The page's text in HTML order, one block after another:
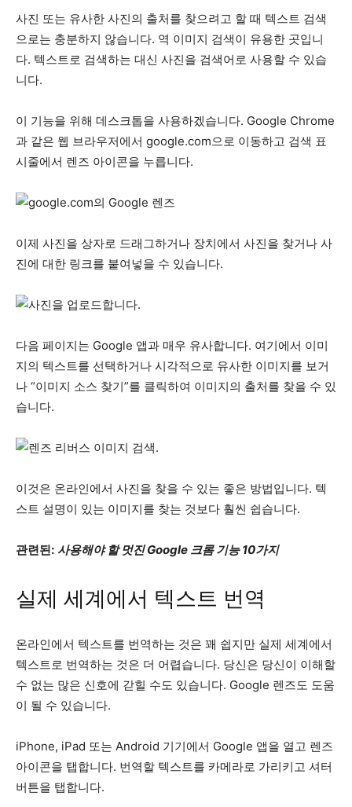
사진 또는 유사한 사진의 출처를 찾으려고 할 때 텍스트 검색
으로는 충분하지 않습니다. 역 이미지 검색이 유용한 곳입니
다. 텍스트로 검색하는 대신 사진을 검색어로 사용할 수 있습
니다.
이 기능을 위해 데스크톱을 사용하겠습니다. Google Chrome
과 같은 웹 브라우저에서 google.com으로 이동하고 검색 표
시줄에서 렌즈 아이콘을 누릅니다.
이제 사진을 상자로 드래그하거나 장치에서 사진을 찾거나 사
진에 대한 링크를 붙여넣을 수 있습니다.
다음 페이지는 Google 앱과 매우 유사합니다. 여기에서 이미
지의 텍스트를 선택하거나 시각적으로 유사한 이미지를 보거
나 “이미지 소스 찾기”를 클릭하여 이미지의 출처를 찾을 수 있
습니다.
이것은 온라인에서 사진을 찾을 수 있는 좋은 방법입니다. 텍
스트 설명이 있는 이미지를 찾는 것보다 훨씬 쉽습니다.
관련된: 사용해야 할 멋진 Google 크롬 기능 10가지
실제 세계에서 텍스트 번역
온라인에서 텍스트를 번역하는 것은 꽤 쉽지만 실제 세계에서
텍스트로 번역하는 것은 더 어렵습니다. 당신은 당신이 이해할
수 없는 많은 신호에 갇힐 수도 있습니다. Google 렌즈도 도움
이 될 수 있습니다.
iPhone, iPad 또는 Android 기기에서 Google 앱을 열고 렌즈
아이콘을 탭합니다. 번역할 텍스트를 카메라로 가리키고 셔터
버튼을 탭합니다.